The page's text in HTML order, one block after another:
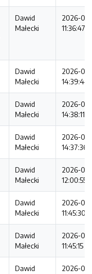
Dawid
Małecki
2026-
11:36:47
Dawid
Małecki
2026-
14:39:44
Dawid
Małecki
2026-
14:38:11
Dawid
Małecki
2026-
14:37:36
Dawid
Małecki
2026-
12:00:55
Dawid
Małecki
2026-
11:45:30
Dawid
Małecki
2026-
11:45:15
Dawid
2026-